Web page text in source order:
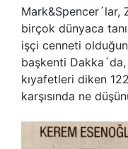
Mark&Spencer´lar,
birçok dünyaca
işçi cenneti
başkenti Dakka´da,
kıyafetleri diken
karşısında ne